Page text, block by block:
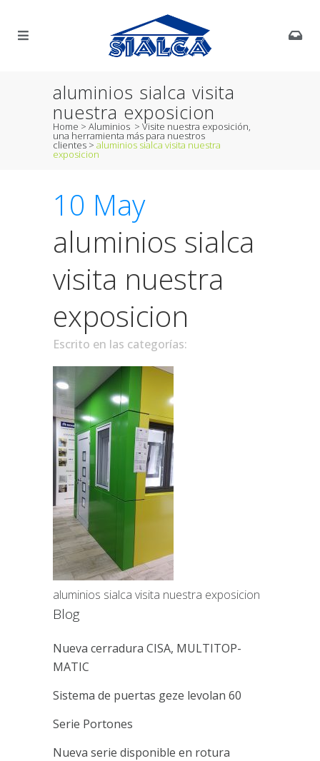
aluminios sialca visita
nuestra exposicion
Home > Aluminios > Visite nuestra exposición,
una herramienta más para nuestros
clientes > aluminios sialca visita nuestra
exposicion
10 May
aluminios sialca
visita nuestra
exposicion
Escrito en las categorías:
aluminios sialca visita nuestra exposicion
Blog
Nueva cerradura CISA, MULTITOP-
MATIC
Sistema de puertas geze levolan 60
Serie Portones
Nueva serie disponible en rotura